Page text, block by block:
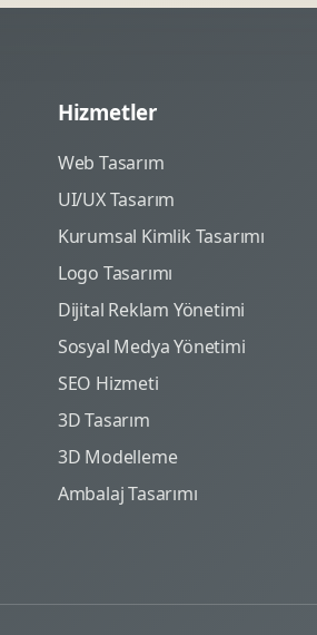
Hizmetler
Web Tasarım
UI/UX Tasarım
Kurumsal Kimlik Tasarımı
Logo Tasarımı
Dijital Reklam Yönetimi
Sosyal Medya Yönetimi
SEO Hizmeti
3D Tasarım
3D Modelleme
Ambalaj Tasarımı